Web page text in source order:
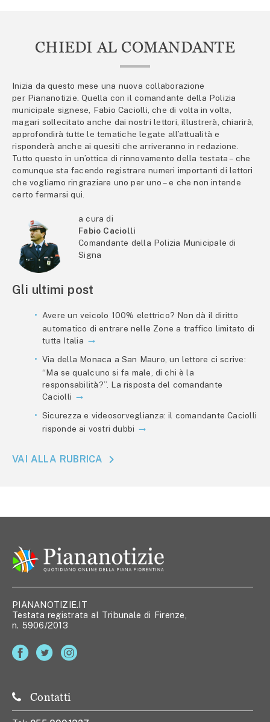
CHIEDI AL COMANDANTE
Inizia da questo mese una nuova collaborazione
per Piananotizie. Quella con il comandante della Polizia
municipale signese, Fabio Caciolli, che di volta in volta,
magari sollecitato anche dai nostri lettori, illustrerà, chiarirà,
approfondirà tutte le tematiche legate all’attualità e
risponderà anche ai quesiti che arriveranno in redazione.
Tutto questo in un’ottica di rinnovamento della testata – che
comunque sta facendo registrare numeri importanti di lettori
che vogliamo ringraziare uno per uno – e che non intende
certo fermarsi qui.
a cura di
Fabio Caciolli
Comandante della Polizia Municipale di
Signa
Gli ultimi post
Avere un veicolo 100% elettrico? Non dà il diritto
automatico di entrare nelle Zone a traffico limitato di
tutta Italia
Via della Monaca a San Mauro, un lettore ci scrive:
“Ma se qualcuno si fa male, di chi è la
responsabilità?”. La risposta del comandante
Caciolli
Sicurezza e videosorveglianza: il comandante Caciolli
risponde ai vostri dubbi
VAI ALLA RUBRICA
PIANANOTIZIE.IT
Testata registrata al Tribunale di Firenze,
n. 5906/2013
Contatti